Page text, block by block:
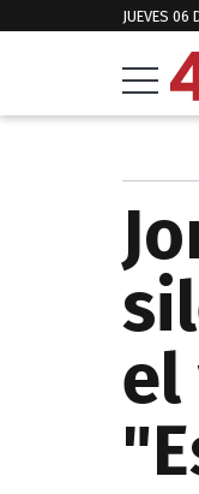
JUEVES 06
el